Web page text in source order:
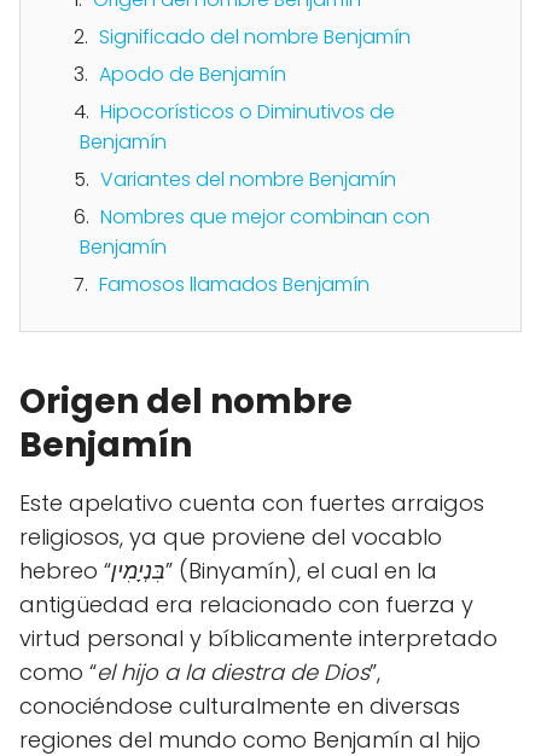
Significado del nombre Benjamín
Apodo de Benjamín
Hipocorísticos o Diminutivos de
Benjamín
Variantes del nombre Benjamín
Nombres que mejor combinan con
Benjamín
Famosos llamados Benjamín
Origen del nombre
Benjamín
Este apelativo cuenta con fuertes arraigos
religiosos, ya que proviene del vocablo
hebreo “בִּנְיָמִין” (Binyamín), el cual en la
antigüedad era relacionado con fuerza y
virtud personal y bíblicamente interpretado
como “el hijo a la diestra de Dios”,
conociéndose culturalmente en diversas
regiones del mundo como Benjamín al hijo